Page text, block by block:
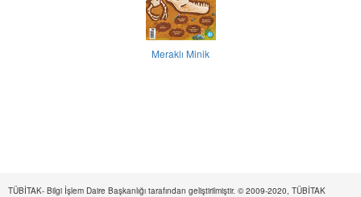
Meraklı Minik
TÜBİTAK- Bilgi İşlem Daire Başkanlığı tarafından geliştirilmiştir. © 2009-2020, TÜBİTAK